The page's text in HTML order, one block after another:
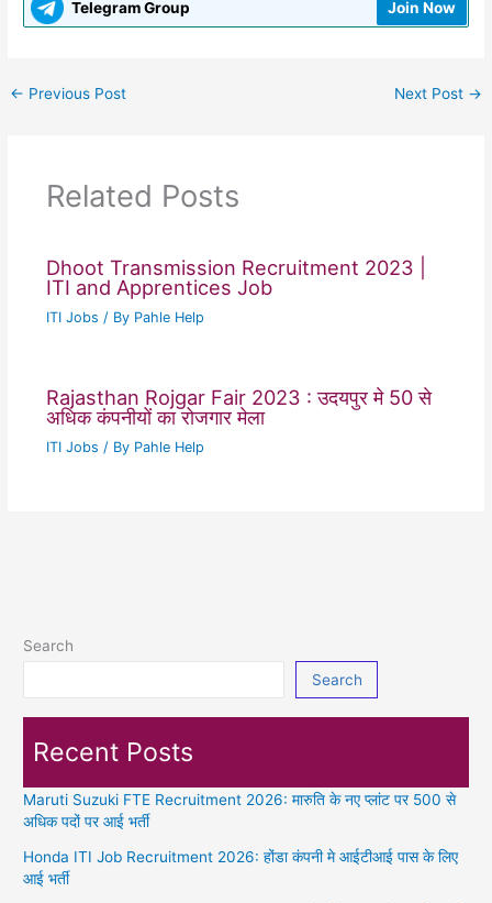
Telegram Group Join Now
← Previous Post Next Post →
Related Posts
Dhoot Transmission Recruitment 2023 |
ITI and Apprentices Job
ITI Jobs / By Pahle Help
Rajasthan Rojgar Fair 2023 : उदयपुर मे 50 से
अधिक कंपनीयों का रोजगार मेला
ITI Jobs / By Pahle Help
Search
Search
Recent Posts
Maruti Suzuki FTE Recruitment 2026: मारुति के नए प्लांट पर 500 से
अधिक पदों पर आई भर्ती
Honda ITI Job Recruitment 2026: होंडा कंपनी मे आईटीआई पास के लिए
आई भर्ती